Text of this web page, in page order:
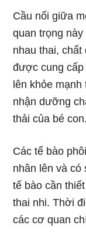
Cầu nối giữa
quan trọng
nhau thai,
được cung cấp
lên khỏe
nhận dưỡng
thải của bé con.
Các tế bào
nhân lên và có
tế bào cần
thai nhi. Thời
các cơ quan